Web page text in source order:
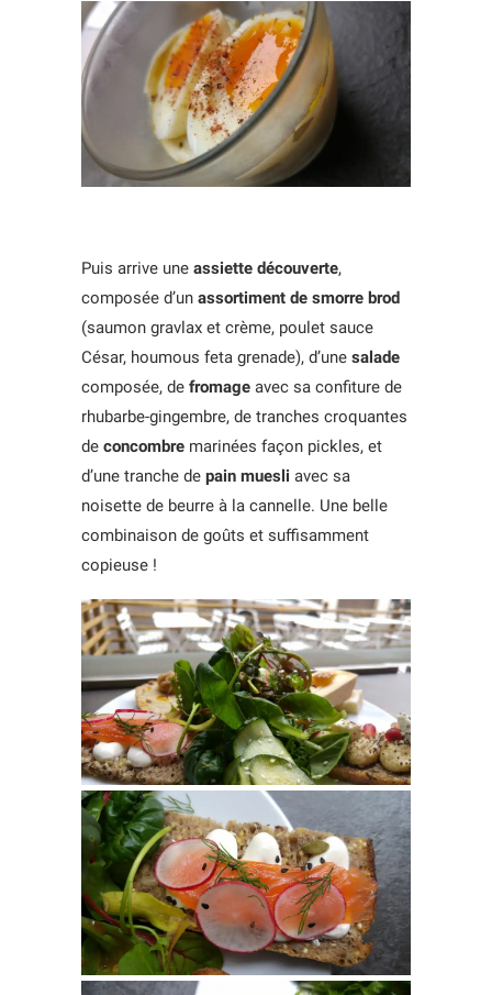
Puis arrive une assiette découverte,
composée d’un assortiment de smorre brod
(saumon gravlax et crème, poulet sauce
César, houmous feta grenade), d’une salade
composée, de fromage avec sa confiture de
rhubarbe-gingembre, de tranches croquantes
de concombre marinées façon pickles, et
d’une tranche de pain muesli avec sa
noisette de beurre à la cannelle. Une belle
combinaison de goûts et suffisamment
copieuse !